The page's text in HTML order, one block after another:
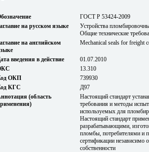
ГОСТ Р 53424-2009
на русском языке
Устройства
Общие технические
на английском
Mechanical seals for freight
введения в действие
01.07.2010
13.310
ОКП
739930
КГС
Д97
(область
Настоящий стандарт
требования и методы
используемых для
Настоящий стандарт
разрабатывающими,
пломбы, потребителями и
сертификации независимо
собственности